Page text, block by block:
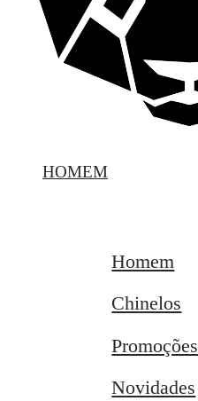
HOMEM
Homem
Chinelos
Promoções
Novidades